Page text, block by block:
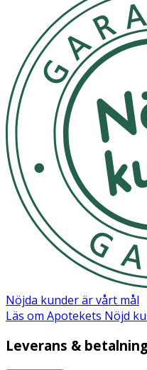
Användarinstruktioner för
1. Placera Soft Foam
fingret eller handen och
linda tills området är
blödningen är kraftig. 5.
Rengör såret och byt
Förvaringsförhållanden -
rumstemperatur. - Undvik
fukt för att bibehålla
produkten i
för att skydda den från
från tillverkningsdatumet
OK för gravida och
Nöjda kunder är vårt mål
Läs om Apotekets Nöjd
Leverans & betalning